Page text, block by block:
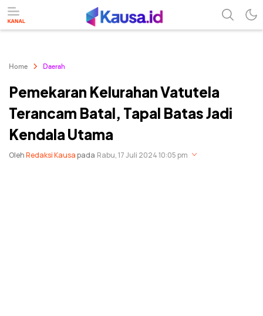
Home Daerah
Pemekaran Kelurahan Vatutela
Terancam Batal, Tapal Batas Jadi
Kendala Utama
OlehRedaksi Kausapada Rabu, 17 Juli 2024 10:05 pm